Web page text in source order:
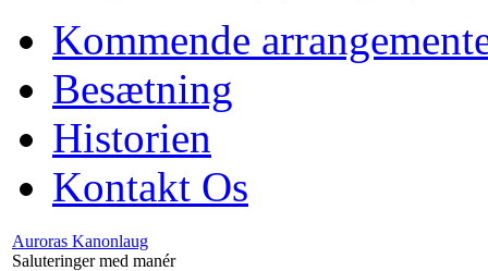
Kommende
Besætning
Historien
Kontakt Os
Auroras Kanonlaug
Saluteringer med manér